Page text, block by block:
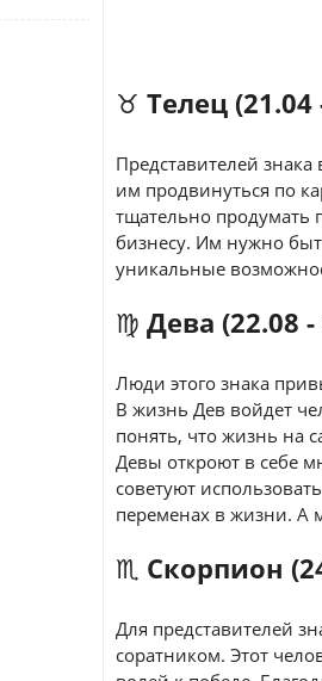
♉ Телец (21.04
Представителей
им продвинуться по
тщательно продумать
бизнесу. Им нужно
уникальные
♍ Дева (22.08
Люди этого знака
В жизнь Дев войдет
понять, что жизнь на
Девы откроют в себе
советуют
переменах в жизни. А
♏ Скорпион
Для представителей
соратником. Этот